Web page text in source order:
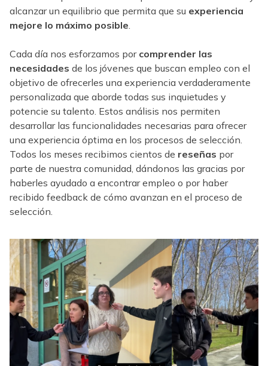
alcanzar un equilibrio que permita que su experiencia
mejore lo máximo posible
Cada día nos esforzamos por comprender las
necesidades de los jóvenes que buscan empleo con el
objetivo de ofrecerles una experiencia verdaderamente
personalizada que aborde todas sus inquietudes y
potencie su talento. Estos análisis nos permiten
desarrollar las funcionalidades necesarias para ofrecer
una experiencia óptima en los procesos de selección.
Todos los meses recibimos cientos de reseñas por
parte de nuestra comunidad, dándonos las gracias por
haberles ayudado a encontrar empleo o por haber
recibido feedback de cómo avanzan en el proceso de
selección.